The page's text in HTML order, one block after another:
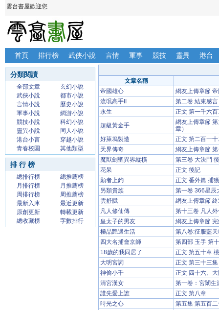
雲台書屋歡迎您
首頁 排行榜 武俠小說 言情 軍事 競技 靈異 港台
分類閱讀
全部文章
玄幻小說
武俠小說
都市小說
言情小說
歷史小說
軍事小說
網游小說
競技小說
科幻小說
靈異小說
同人小說
港台小言
穿越小說
青春校園
其他類型
排 行 榜
總排行榜
總推薦榜
月排行榜
月推薦榜
周排行榜
周推薦榜
最新入庫
最近更新
原創更新
轉載更新
總收藏榜
字數排行
文章名稱
帝國雄心
網友上傳章節
流氓高手II
第二卷 結束感言
永生
正文 第一千六
超級黃金手
網友上傳章節
章）
好萊塢製造
正文 第二百一
天界傳奇
網友上傳章節
魔獸劍聖異界縱橫
第三卷 大決鬥
花呆
正文 後記
願者上鉤
正文 番外篇 捕
另類貴族
第一卷 366星辰
雲舒賦
網友上傳章節
凡人修仙傳
第十三卷 凡人
皇太子的男友
網友上傳章節
極品艷遇生活
第八卷:征服藍
四大名捕會京師
第四部 玉手 第
18歲的我同居了
正文 第五十章
大明宮詞
正文 第三十三集
神偷小千
正文 四十六、
清宮漢女
第一卷：宮闈生
誰先愛上誰
正文 第八章
時光之心
第五集 第五百